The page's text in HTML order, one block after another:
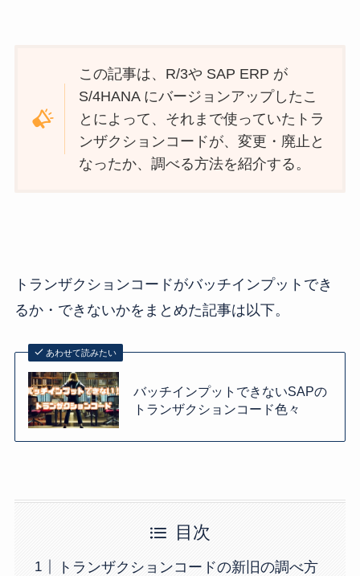
この記事は、R/3や SAP ERP が
S/4HANA にバージョンアップしたこ
とによって、それまで使っていたトラ
ンザクションコードが、変更・廃止と
なったか、調べる方法を紹介する。
トランザクションコードがバッチインプットでき
るか・できないかをまとめた記事は以下。
あわせて読みたい
バッチインプットできないSAPの
トランザクションコード色々
目次
トランザクションコードの新旧の調べ方